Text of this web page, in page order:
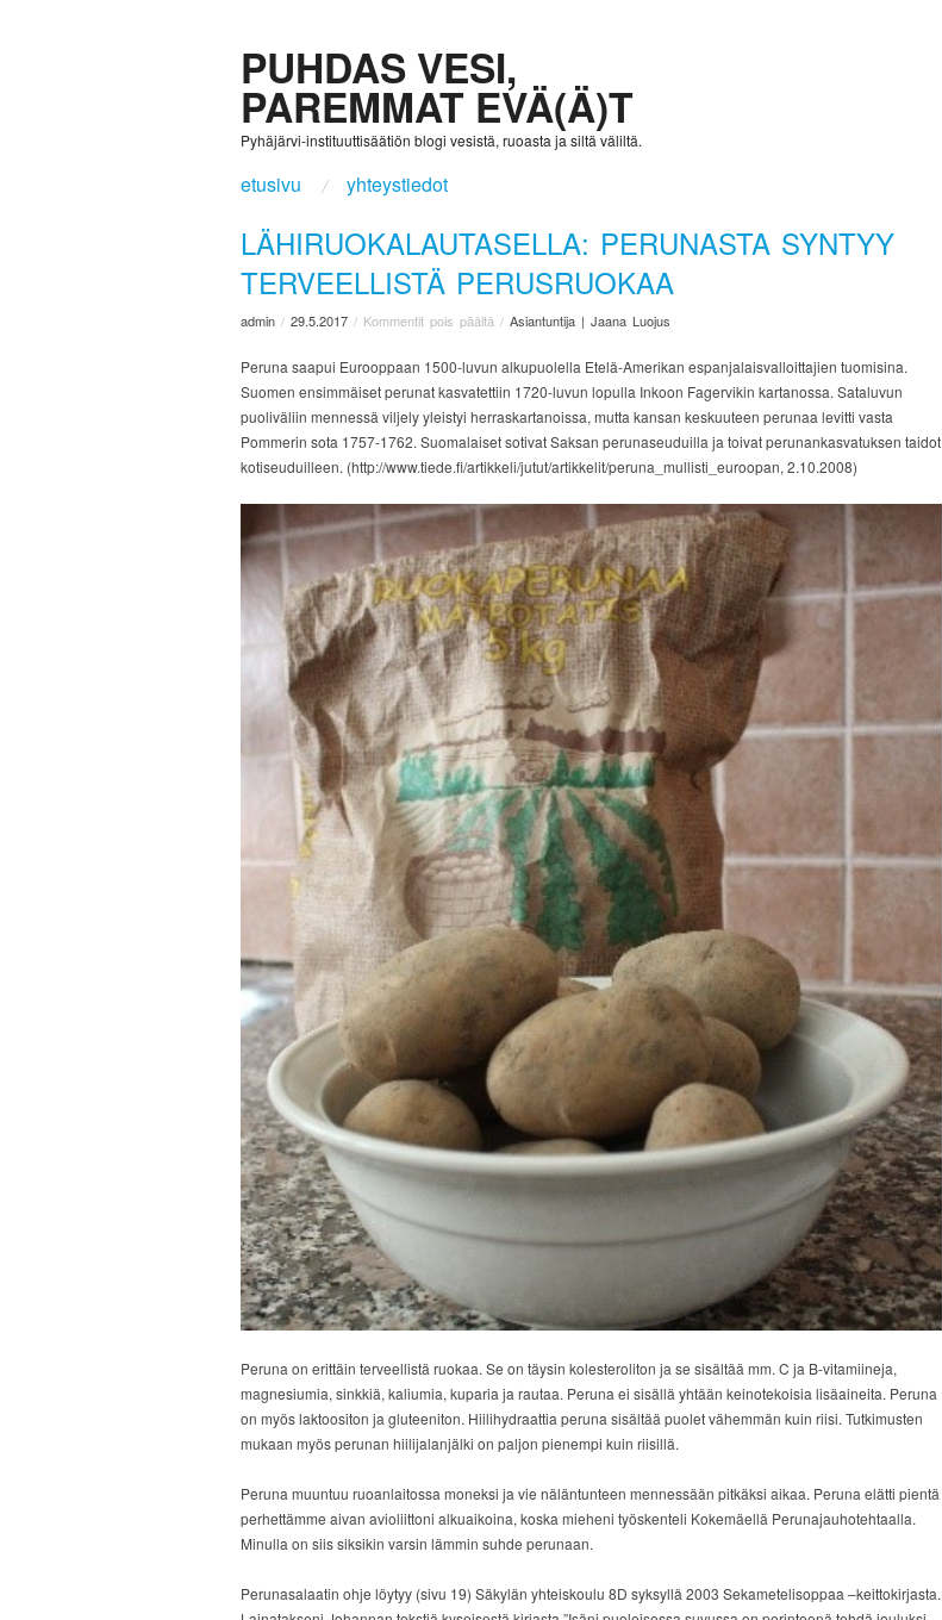
PUHDAS VESI,
PAREMMAT EVÄ(Ä)T
Pyhäjärvi-instituuttisäätiön blogi vesistä, ruoasta ja siltä väliltä.
etusivu yhteystiedot
LÄHIRUOKALAUTASELLA: PERUNASTA SYNTYY
TERVEELLISTÄ PERUSRUOKAA
admin / 29.5.2017 / Kommentit pois päältä / Asiantuntija | Jaana Luojus
Peruna saapui Eurooppaan 1500-luvun alkupuolella Etelä-Amerikan espanjalaisvalloittajien tuomisina.
Suomen ensimmäiset perunat kasvatettiin 1720-luvun lopulla Inkoon Fagervikin kartanossa. Sataluvun
puoliväliin mennessä viljely yleistyi herraskartanoissa, mutta kansan keskuuteen perunaa levitti vasta
Pommerin sota 1757-1762. Suomalaiset sotivat Saksan perunaseuduilla ja toivat perunankasvatuksen taidot
kotiseuduilleen. (http://www.tiede.fi/artikkeli/jutut/artikkelit/peruna_mullisti_euroopan, 2.10.2008)
Peruna on erittäin terveellistä ruokaa. Se on täysin kolesteroliton ja se sisältää mm. C ja B-vitamiineja,
magnesiumia, sinkkiä, kaliumia, kuparia ja rautaa. Peruna ei sisällä yhtään keinotekoisia lisäaineita. Peruna
on myös laktoositon ja gluteeniton. Hiilihydraattia peruna sisältää puolet vähemmän kuin riisi. Tutkimusten
mukaan myös perunan hiilijalanjälki on paljon pienempi kuin riisillä.
Peruna muuntuu ruoanlaitossa moneksi ja vie näläntunteen mennessään pitkäksi aikaa. Peruna elätti pientä
perhettämme aivan avioliittoni alkuaikoina, koska mieheni työskenteli Kokemäellä Perunajauhotehtaalla.
Minulla on siis siksikin varsin lämmin suhde perunaan.
Perunasalaatin ohje löytyy (sivu 19) Säkylän yhteiskoulu 8D syksyllä 2003 Sekametelisoppaa –keittokirjasta.